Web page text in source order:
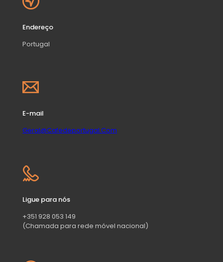
Endereço
Portugal
E-mail
Geral@Cafedeportugal.Com
Ligue para nós
+351 928 053 149
(Chamada para rede móvel nacional)